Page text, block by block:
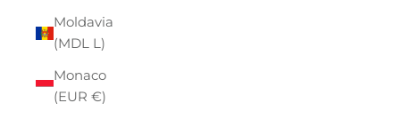
Moldavia
(MDL L)
Monaco
(EUR €)